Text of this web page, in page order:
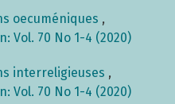
oecuméniques ,
Vol. 70 No 1-4 (2020)
interreligieuses ,
Vol. 70 No 1-4 (2020)